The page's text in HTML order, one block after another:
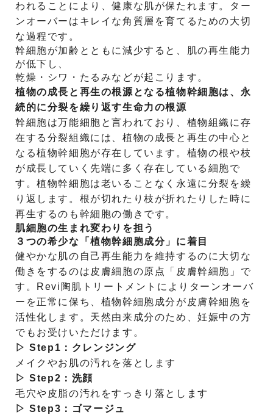
われることにより、健康な肌が保たれます。ター
ンオーバーはキレイな角質層を育てるための大切
な過程です。
幹細胞が加齢とともに減少すると、肌の再生能力
が低下し、
乾燥・シワ・たるみなどが起こります。
植物の成長と再生の根源となる植物幹細胞は、永
続的に分裂を繰り返す生命力の根源
幹細胞は万能細胞と言われており、植物組織に存
在する分裂組織には、植物の成長と再生の中心と
なる植物幹細胞が存在しています。植物の根や枝
が成長していく先端に多く存在している細胞で
す。植物幹細胞は老いることなく永遠に分裂を繰
り返します。根が切れたり枝が折れたりした時に
再生するのも幹細胞の働きです。
肌細胞の生まれ変わりを担う
３つの希少な「植物幹細胞成分」に着目
健やかな肌の自己再生能力を維持するのに大切な
働きをするのは皮膚細胞の原点「皮膚幹細胞」で
す。Revi陶肌トリートメントによりターンオーバ
ーを正常に保ち、植物幹細胞成分が皮膚幹細胞を
活性化します。天然由来成分のため、妊娠中の方
でもお受けいただけます。
▷ Step1：クレンジング
メイクやお肌の汚れを落とします
▷ Step2：洗顔
毛穴や皮脂の汚れをすっきり落とします
▷ Step3：ゴマージュ